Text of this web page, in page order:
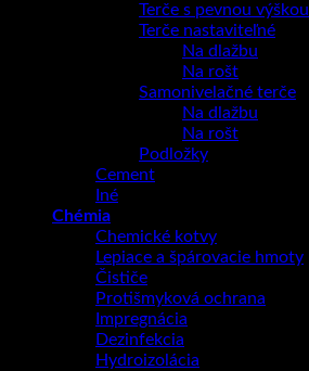
Terče s pevnou výškou
Terče nastaviteľné
Na dlažbu
Na rošt
Samonivelačné terče
Na dlažbu
Na rošt
Podložky
Cement
Iné
Chémia
Chemické kotvy
Lepiace a špárovacie hmoty
Čističe
Protišmyková ochrana
Impregnácia
Dezinfekcia
Hydroizolácia